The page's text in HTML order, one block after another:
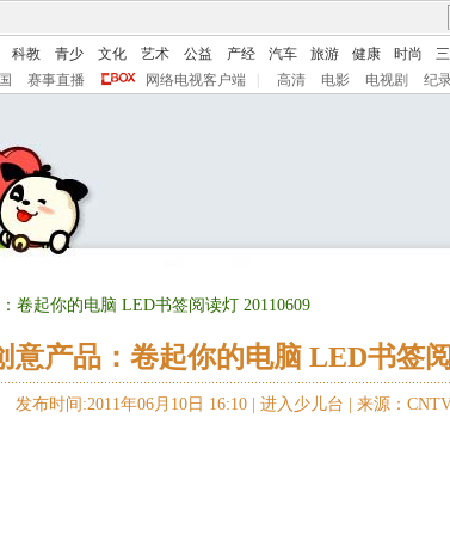
科教 青少 文化 艺术 公益 产经 汽车 旅游 健康 时尚
赛事直播 网络电视客户端 高清 电影 电视剧 纪
卷起你的电脑 LED书签阅读灯 20110609
意产品：卷起你的电脑 LED书签
发布时间:2011年06月10日 16:10 | 进入少儿台 来源：